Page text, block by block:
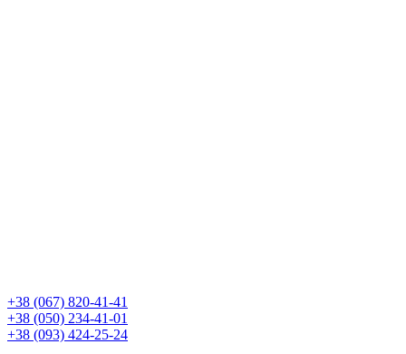
+38 (067) 820-41-41
+38 (050) 234-41-01
+38 (093) 424-25-24